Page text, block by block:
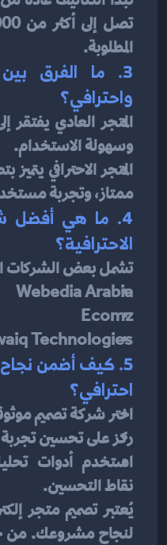
المطلوبة.
واحترافي؟
وسهولة الاستخدام.
ممتاز، وتجربة
الاحترافية؟
تشمل بعض الشركات
Webedia Arabia
Ecomz
Technologies
احترافي؟
اختر شركة تصميم
ركز على تحسين
نقاط التحسين.